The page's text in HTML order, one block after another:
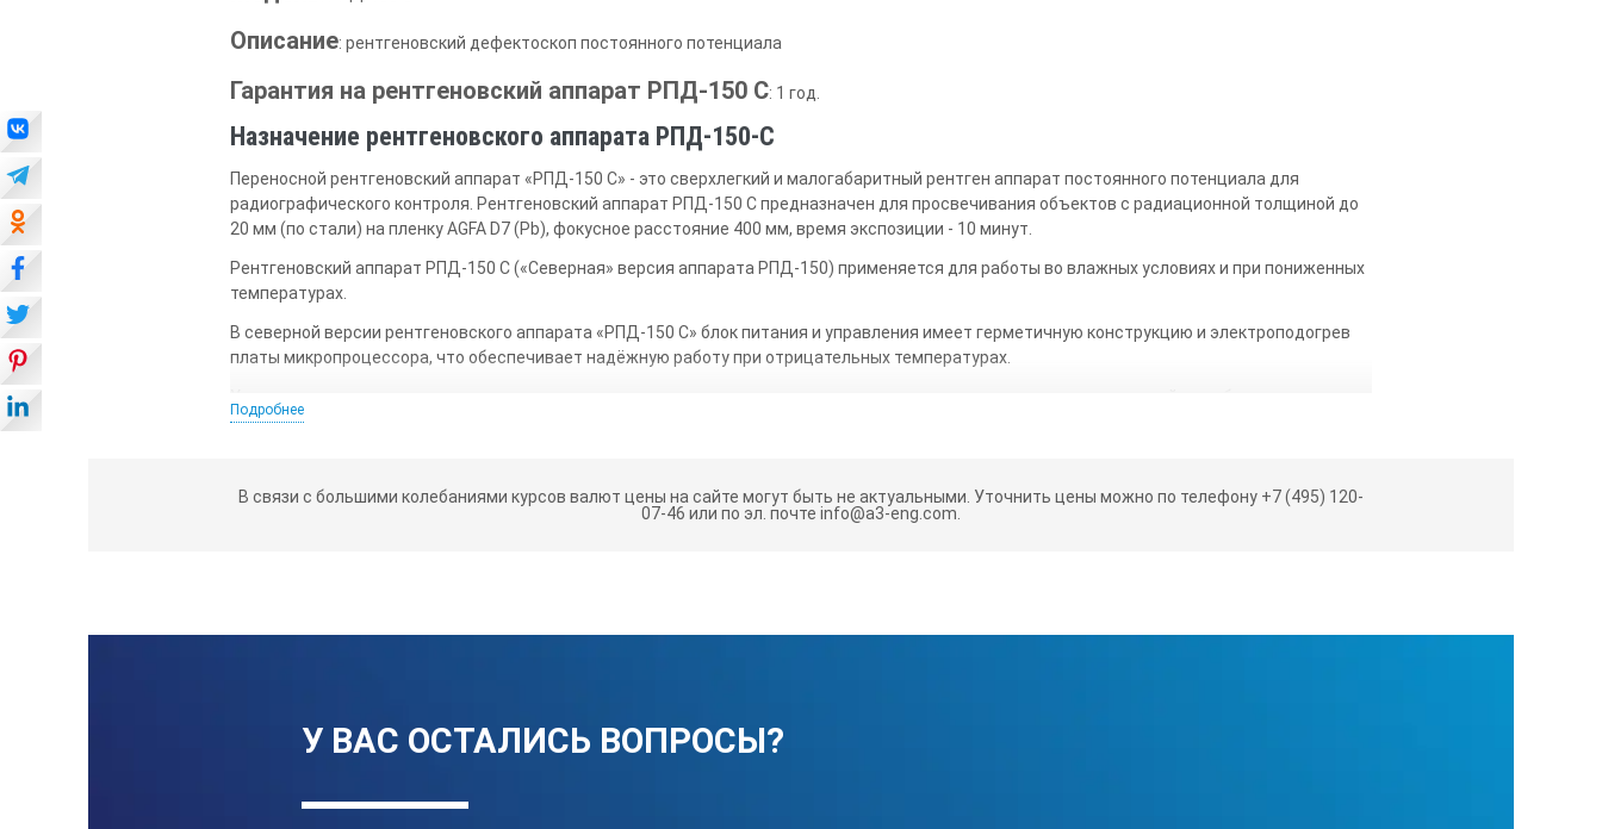
Описание: рентгеновский дефектоскоп постоянного потенциала
Гарантия на рентгеновский аппарат РПД-150 С: 1 год.
Назначение рентгеновского аппарата РПД-150-С
Переносной рентгеновский аппарат «РПД-150 С» - это сверхлегкий и малогабаритный рентген аппарат постоянного потенциала для
радиографического контроля. Рентгеновский аппарат РПД-150 С предназначен для просвечивания объектов с радиационной толщиной до
20 мм (по стали) на пленку AGFA D7 (Pb), фокусное расстояние 400 мм, время экспозиции - 10 минут.
Рентгеновский аппарат РПД-150 С («Северная» версия аппарата РПД-150) применяется для работы во влажных условиях и при пониженных
температурах.
В северной версии рентгеновского аппарата «РПД-150 С» блок питания и управления имеет герметичную конструкцию и электроподогрев
платы микропроцессора, что обеспечивает надёжную работу при отрицательных температурах.
яркой индикацией.
съёмное лазерное оптическое устройство;
Телескопический штатив имеет сменные опоры: пластиковые и магнитные.
и увеличить максимальное расстояние между оператором и рентгеновским аппаратом до 200 м. При этом алгоритм управления аппаратом
Отличительные особенности рентгеновского аппарата РПД-150 С:
Подробнее
В связи с большими колебаниями курсов валют цены на сайте могут быть не актуальными. Уточнить цены можно по телефону +7 (495) 120-
07-46 или по эл. почте info@a3-eng.com.
У ВАС ОСТАЛИСЬ ВОПРОСЫ?